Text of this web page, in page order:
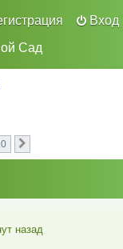
Вход
Сад
назад